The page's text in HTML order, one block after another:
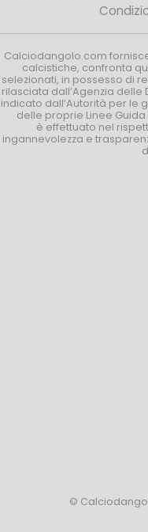
Calciodangolo.com
calcistiche, confronta
selezionati, in possesso di
rilasciata dall’Agenzia delle
indicato dall’Autorità per le
delle proprie Linee
è effettuato nel
ingannevolezza e
©